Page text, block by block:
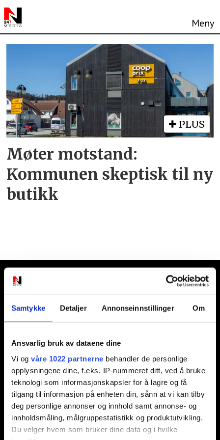
Samtykke Detaljer Annonseinnstillinger Om
Ansvarlig bruk av dataene dine
Vi og våre 1022 partnerne behandler de personlige
opplysningene dine, f.eks. IP-nummeret ditt, ved å bruke
teknologi som informasjonskapsler for å lagre og få
tilgang til informasjon på enheten din, sånn at vi kan tilby
deg personlige annonser og innhold samt annonse- og
innholdsmåling, målgruppestatistikk og produktutvikling.
Du velger hvem som bruker dine data og i hvilke
Tag:
eiendom
PLUS
Møter motstand:
Kommunen skeptisk til ny
butikk
Ansvarlig redaktør:
Jon Aamodt
Nyhetstips:
tips@n247.no
Annonsering:
marked@n247.no